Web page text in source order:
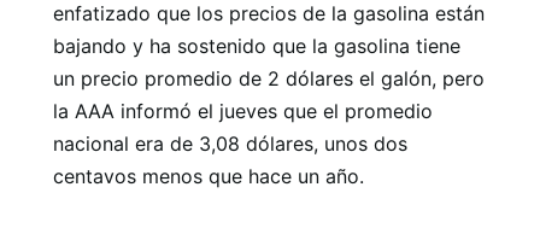
enfatizado que los precios de la gasolina están
bajando y ha sostenido que la gasolina tiene
un precio promedio de 2 dólares el galón, pero
la AAA informó el jueves que el promedio
nacional era de 3,08 dólares, unos dos
centavos menos que hace un año.